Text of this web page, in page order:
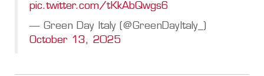
pic.twitter.com/tKkAbQwgs6
— Green Day Italy (@GreenDayItaly_)
October 13, 2025